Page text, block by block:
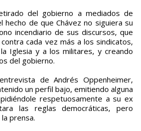
del gobierno a mediados de
de que Chávez no siguiera su
incendiario de sus discursos, que
cada vez más a los sindicatos,
Iglesia y a los militares, y creando
del gobierno.
de Andrés Oppenheimer,
un perfil bajo, emitiendo alguna
respetuosamente a su ex
las reglas democráticas, pero
prensa.